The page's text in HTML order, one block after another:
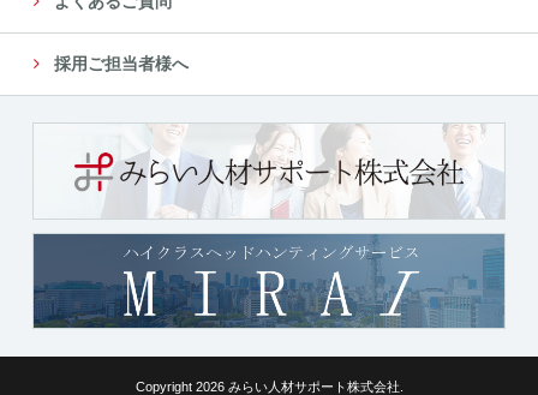
採用ご担当者様へ
Copyright 2026 みらい人材サポート株式会社.